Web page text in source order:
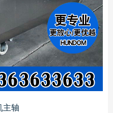
主轴